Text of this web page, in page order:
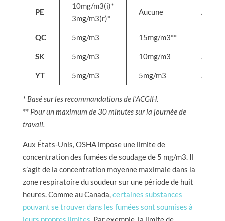
PE
10mg/m3(i)*
3mg/m3(r)*
Aucune
QC 5mg/m3 15mg/m3** 25mg/
SK 5mg/m3 10mg/m3
YT 5mg/m3 5mg/m3
* Basé sur les recommandations de l’ACGIH.
** Pour un maximum de 30 minutes sur la journée de
travail.
Aux États-Unis, OSHA impose une limite de
concentration des fumées de soudage de 5 mg/m3. Il
s’agit de la concentration moyenne maximale dans la
zone respiratoire du soudeur sur une période de huit
heures. Comme au Canada,certaines substances
pouvant se trouver dans les fumées sont soumises à